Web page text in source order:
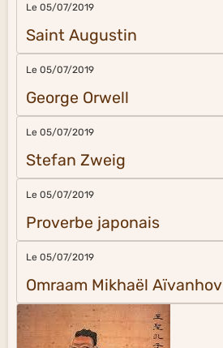
Le 05/07/2019
Saint Augustin
Le 05/07/2019
George Orwell
Le 05/07/2019
Stefan Zweig
Le 05/07/2019
Proverbe japonais
Le 05/07/2019
Omraam Mikhaël Aïvanhov